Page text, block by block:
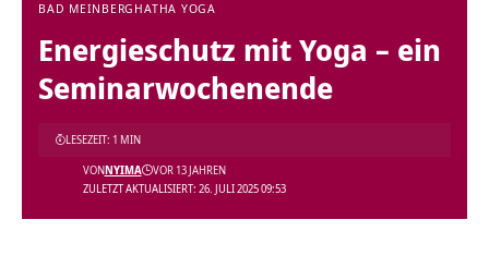
BAD MEINBERG HATHA YOGA
Energieschutz mit Yoga – ein
Seminarwochenende
ZULETZT AKTUALISIERT: 26. JULI 2025 09:53
VONNYIMA VOR 13 JAHREN
LESEZEIT: 1 MIN